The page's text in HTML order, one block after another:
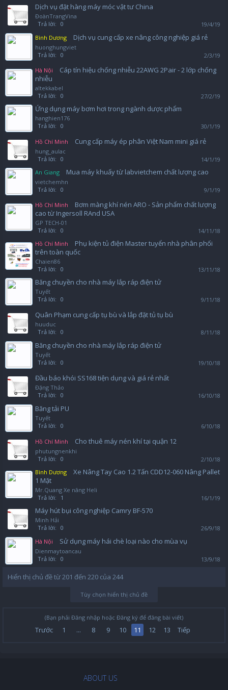
Dịch vụ đặt hàng máy móc vật tư China
ĐoànTrangVina
Trả lời: 0
19/4/19
Bình Dương
Dịch vụ cung cấp xe nâng công nghiệp giá rẻ
huonghungviet
Trả lời: 0
2/3/19
Hà Nội
Cáp tín hiệu chống nhiễu 22AWG 2Pair - 2 lớp chống
nhiễu
altekkabel
Trả lời: 0 27/2/19
Ứng dụng máy bơm hơi trong ngành dược phẩm
hanghien176
Trả lời: 0
30/1/19
Hồ Chí Minh
Cung cấp máy ép phân Việt Nam mini giá rẻ
hung_aulac
Trả lời: 0
14/1/19
An Giang
Mua máy khuấy từ labvietchem chất lượng cao
vietchemhn
Trả lời: 0
9/1/19
Hồ Chí Minh
Bơm màng khí nén ARO - Sản phẩm chất lượng
cao từ Ingersoll RAnd USA
GP TECH-01
Trả lời: 0
14/11/18
Hồ Chí Minh
Phụ kiện tủ điện Master tuyển nhà phân phối
trên toàn quốc
Chaien86
Trả lời: 0 13/11/18
Băng chuyền cho nhà máy lắp ráp điện tử
Tuyết
Trả lời: 0 9/11/18
Quân Phạm cung cấp tụ bù và lắp đặt tủ tụ bù
huuduc
Trả lời: 0 8/11/18
Băng chuyền cho nhà máy lắp ráp điện tử
Tuyết
Trả lời: 0 19/10/18
Đầu báo khói SS168 tiện dụng và giá rẻ nhất
Đặng Thảo
Trả lời: 0 16/10/18
Băng tải PU
Tuyết
Trả lời: 0
6/10/18
Hồ Chí Minh
Cho thuê máy nén khí tại quận 12
phutungnenkhi
Trả lời: 0
2/10/18
Bình Dương
Xe Nâng Tay Cao 1.2 Tấn CDD12-060 Nâng Pallet
1 Mặt
Mr.Quang Xe nâng Heli
Trả lời:
1 16/1/19
Máy hút bụi công nghiệp Camry BF-570
Minh Hải
Trả lời: 0
26/9/18
Hà Nội
Sử dụng máy hái chè loại nào cho mùa vụ
Dienmaytoancau
Trả lời: 0 13/9/18
Hiển thị chủ đề từ 201 đến 220 của 244
Tùy chọn hiển thị chủ đề
(Bạn phải Đăng nhập hoặc Đăng ký để đăng bài viết)
Trước 1 ... 8 9 10 11 12 13 Tiếp
ABOUT US